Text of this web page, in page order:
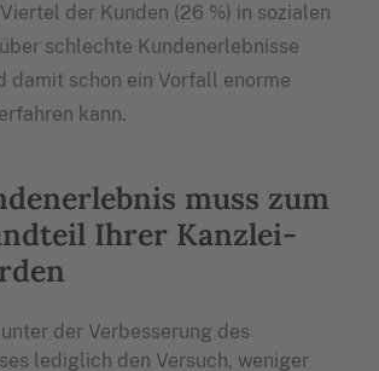
der Kunden (26 %) in sozialen
schlechte Kundenerlebnisse
damit schon ein Vorfall enorme
kann.
muss zum
Ihrer Kanzlei-
der Verbesserung des
lediglich den Versuch, weniger